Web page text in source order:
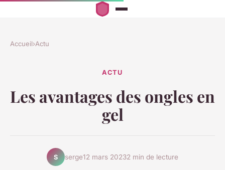
Accueil›Actu
ACTU
Les avantages des ongles en
gel
S serge12 mars 20232 min de lecture